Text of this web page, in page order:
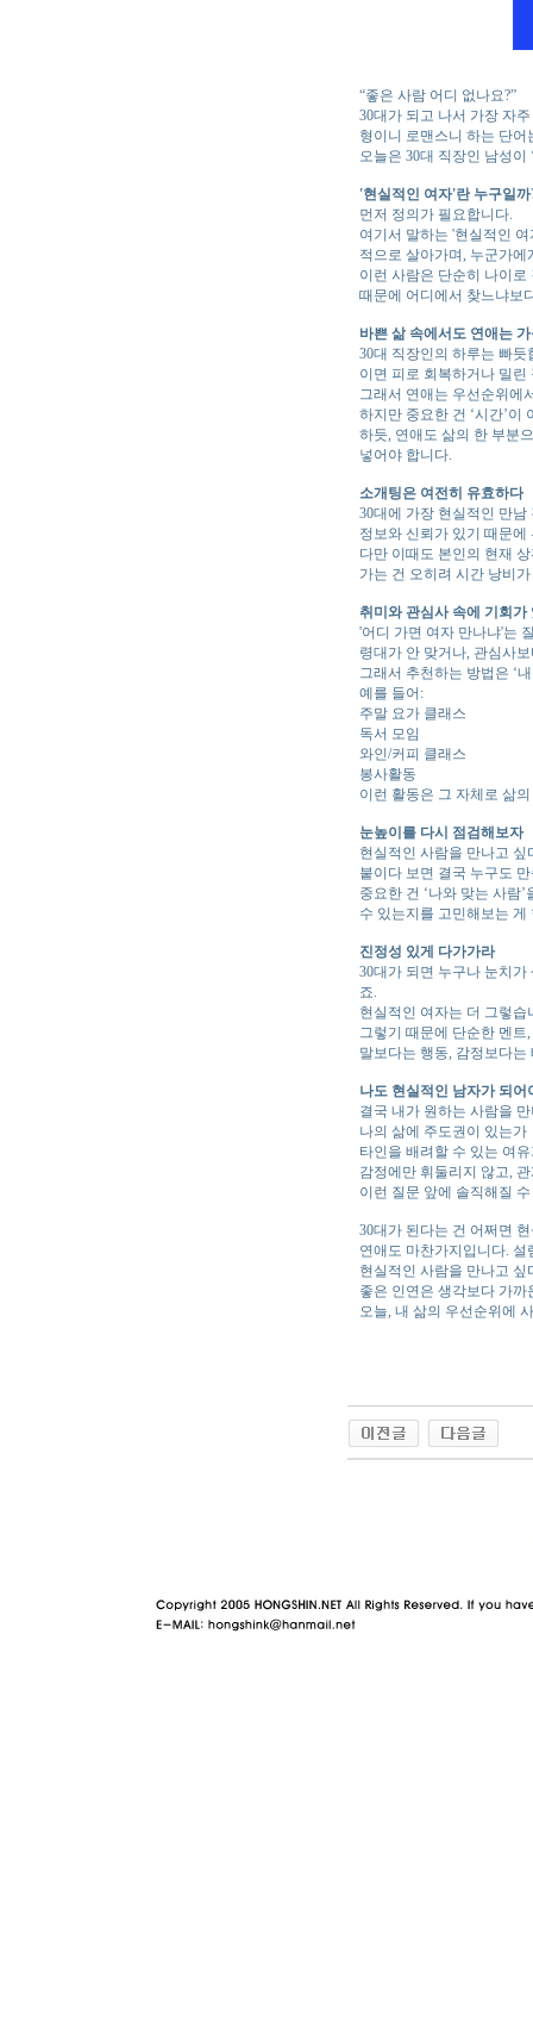
“좋은 사람 어디 없나요?”
30대가 되고 나서 가장 자
형이니 로맨스니 하는 단
오늘은 30대 직장인 남성
'현실적인 여자'란 누구일까
먼저 정의가 필요합니다.
여기서 말하는 '현실적인
적으로 살아가며, 누군가에
이런 사람은 단순히 나이
때문에 어디에서 찾느냐보
바쁜 삶 속에서도 연애는
30대 직장인의 하루는 빠
이면 피로 회복하거나 밀
그래서 연애는 우선순위에
하지만 중요한 건 ‘시간’이
하듯, 연애도 삶의 한 부분
넣어야 합니다.
소개팅은 여전히 유효하다
30대에 가장 현실적인 만
정보와 신뢰가 있기 때문에
다만 이때도 본인의 현재
가는 건 오히려 시간 낭비
취미와 관심사 속에 기회가
'어디 가면 여자 만나냐'는
령대가 안 맞거나, 관심사
그래서 추천하는 방법은 ‘
예를 들어:
주말 요가 클래스
독서 모임
와인/커피 클래스
봉사활동
이런 활동은 그 자체로 삶
눈높이를 다시 점검해보자
현실적인 사람을 만나고
붙이다 보면 결국 누구도
중요한 건 ‘나와 맞는 사람
수 있는지를 고민해보는 게
진정성 있게 다가가라
30대가 되면 누구나 눈치
죠.
현실적인 여자는 더 그렇
그렇기 때문에 단순한 멘트
말보다는 행동, 감정보다는
나도 현실적인 남자가 되어
결국 내가 원하는 사람을
나의 삶에 주도권이 있는가
타인을 배려할 수 있는 여
감정에만 휘둘리지 않고,
이런 질문 앞에 솔직해질
30대가 된다는 건 어쩌면
연애도 마찬가지입니다.
현실적인 사람을 만나고
좋은 인연은 생각보다 가
오늘, 내 삶의 우선순위에